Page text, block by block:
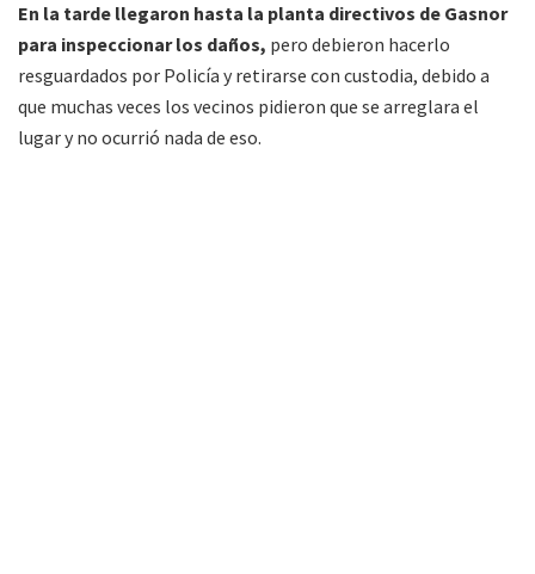
En la tarde llegaron hasta la planta directivos de Gasnor
para inspeccionar los daños, pero debieron hacerlo
resguardados por Policía y retirarse con custodia, debido a
que muchas veces los vecinos pidieron que se arreglara el
lugar y no ocurrió nada de eso.